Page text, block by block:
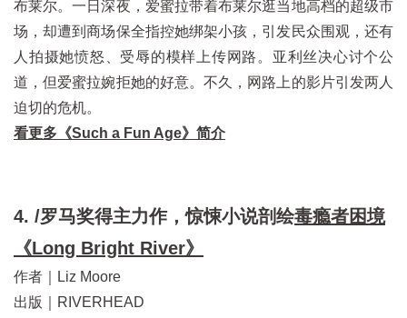
布莱尔。一日深夜，爱蜜拉带着布莱尔逛当地高档的超级市
场，却遭到商场保全指控她绑架小孩，引发民众围观，还有
人拍摄她愤怒、受辱的模样上传网路。亚利丝决心讨个公
道，但爱蜜拉婉拒她的好意。不久，网路上的影片引发两人
迫切的危机。
看更多《Such a Fun Age》简介
4. /罗马奖得主力作，惊悚小说剖绘毒瘾者困境
《Long Bright River》
作者｜Liz Moore
出版｜RIVERHEAD